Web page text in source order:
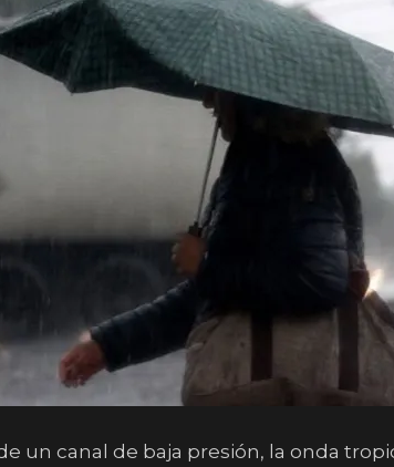
un canal de baja presión, la onda